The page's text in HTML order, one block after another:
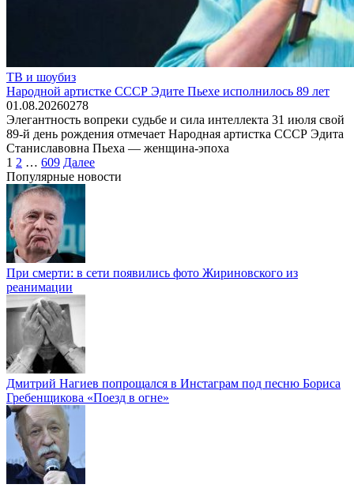
ТВ и шоубиз
Народной артистке СССР Эдите Пьехе исполнилось 89 лет
01.08.20260278
Элегантность вопреки судьбе и сила интеллекта 31 июля свой
89-й день рождения отмечает Народная артистка СССР Эдита
Станиславовна Пьеха — женщина-эпоха
Пагинация
записей
1 2 … 609 Далее
Популярные новости
При смерти: в сети появились фото Жириновского из
реанимации
Дмитрий Нагиев попрощался в Инстаграм под песню Бориса
Гребенщикова «Поезд в огне»